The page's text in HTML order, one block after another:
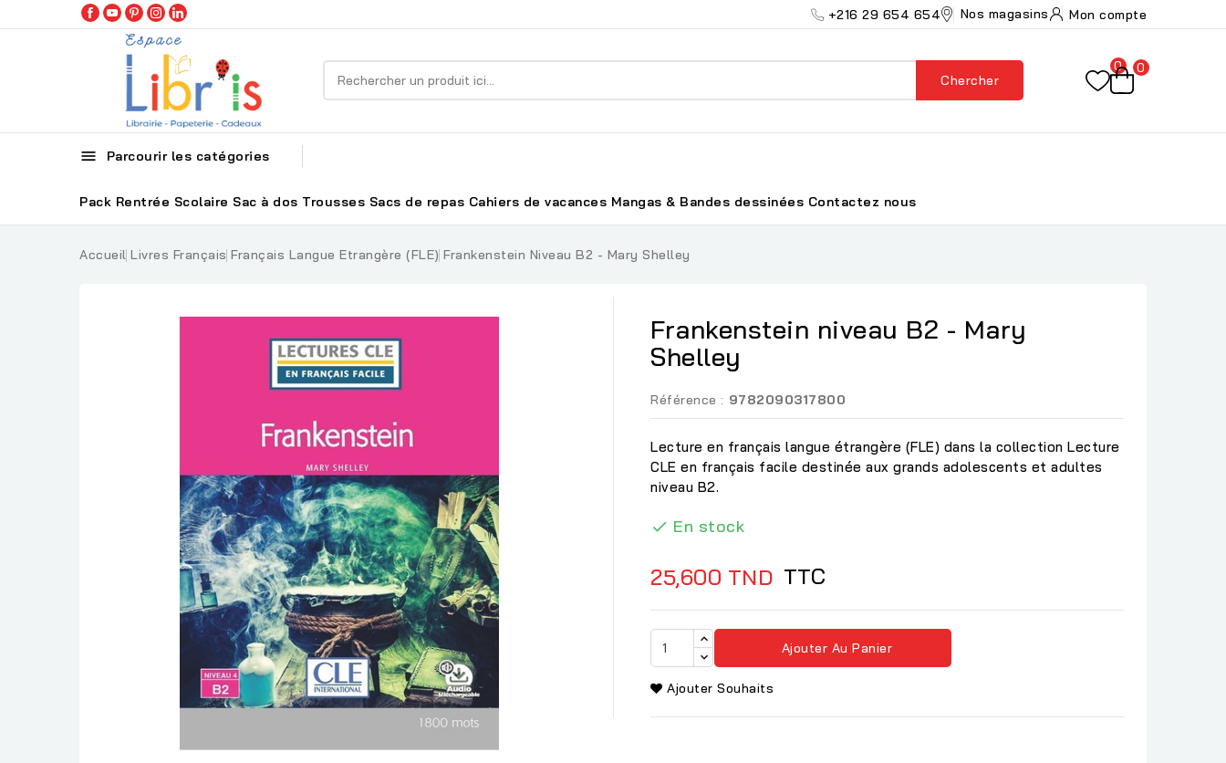
+216 29 654 654 Nos magasins Mon compte
Chercher
0 0
 Parcourir les catégories
Pack Rentrée Scolaire Sac à dos Trousses Sacs de repas Cahiers de vacances Mangas & Bandes dessinées Contactez nous
Accueil Livres Français Français Langue Etrangère (FLE) Frankenstein Niveau B2 - Mary Shelley
Frankenstein niveau B2 - Mary
Shelley
Référence : 9782090317800
Lecture en français langue étrangère (FLE) dans la collection Lecture
CLE en français facile destinée aux grands adolescents et adultes
niveau B2.
 En stock
25,600 TND TTC
Ajouter Au Panier
Ajouter Souhaits